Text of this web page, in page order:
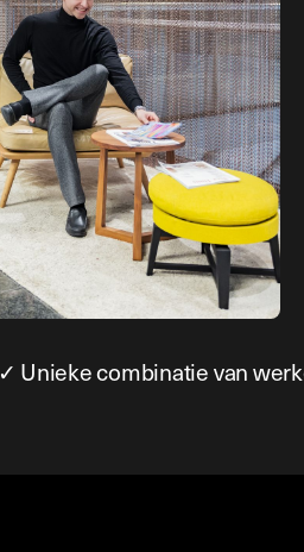
✓ Unieke combinatie van